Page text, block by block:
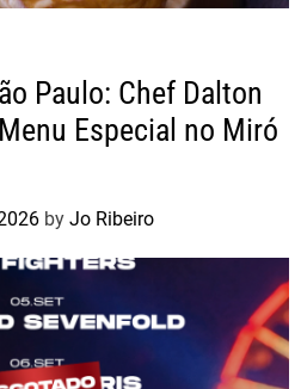
Paulo: Chef Dalton
Especial no Miró
by Jo Ribeiro